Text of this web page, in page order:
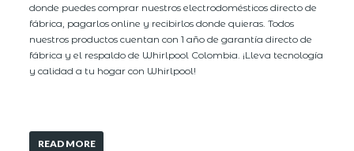
donde puedes comprar nuestros electrodomésticos directo de
fábrica, pagarlos online y recibirlos donde quieras. Todos
nuestros productos cuentan con 1 año de garantía directo de
fábrica y el respaldo de Whirlpool Colombia. ¡Lleva tecnología
y calidad a tu hogar con Whirlpool!
READ MORE